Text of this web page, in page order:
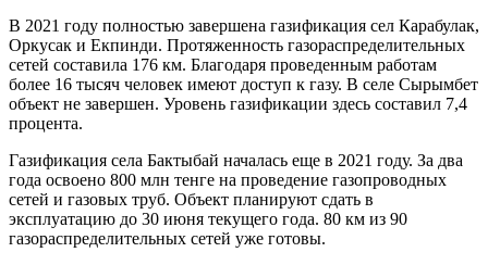
В 2021 году полностью завершена газификация сел Карабулак,
Оркусак и Екпинди. Протяженность газораспределительных
сетей составила 176 км. Благодаря проведенным работам
более 16 тысяч человек имеют доступ к газу. В селе Сырымбет
объект не завершен. Уровень газификации здесь составил 7,4
процента.
Газификация села Бактыбай началась еще в 2021 году. За два
года освоено 800 млн тенге на проведение газопроводных
сетей и газовых труб. Объект планируют сдать в
эксплуатацию до 30 июня текущего года. 80 км из 90
газораспределительных сетей уже готовы.